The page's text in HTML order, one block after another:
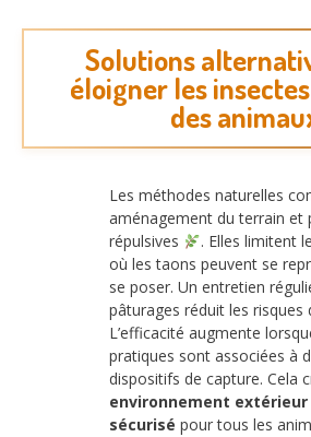
Solutions
éloigner les
des
Les méthodes naturelles
aménagement du terrain et
répulsives
. Elles limitent
où les taons peuvent se
se poser. Un entretien
pâturages réduit les risques
L’efficacité augmente
pratiques sont associées à
dispositifs de capture. Cela
environnement
sécurisé pour tous les